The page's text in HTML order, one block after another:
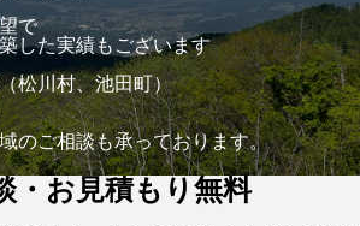
で
した実績もございます
松川村、池田町）
のご相談も承っております。
・お見積もり無料